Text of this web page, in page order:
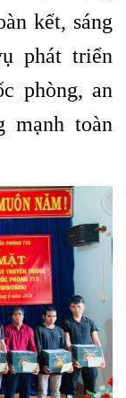
kết, sáng
phát triển
phòng, an
mạnh toàn